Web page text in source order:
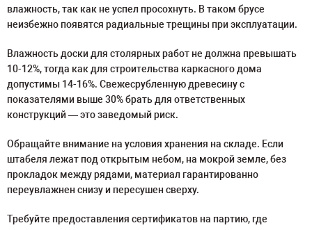
влажность, так как не успел просохнуть. В таком брусе
неизбежно появятся радиальные трещины при эксплуатации.
Влажность доски для столярных работ не должна превышать
10-12%, тогда как для строительства каркасного дома
допустимы 14-16%. Свежесрубленную древесину с
показателями выше 30% брать для ответственных
конструкций — это заведомый риск.
Обращайте внимание на условия хранения на складе. Если
штабеля лежат под открытым небом, на мокрой земле, без
прокладок между рядами, материал гарантированно
переувлажнен снизу и пересушен сверху.
Требуйте предоставления сертификатов на партию, где